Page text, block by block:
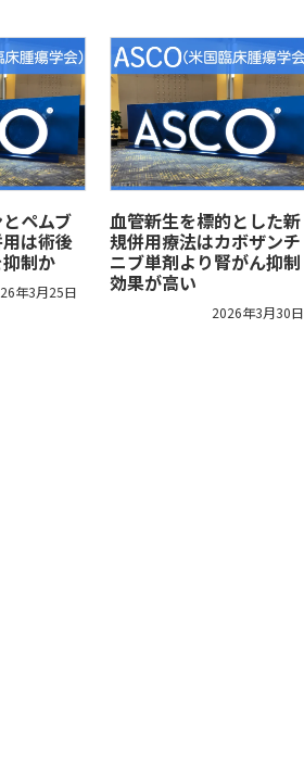
ペムブ
は術後
制か
年3月25日
血管新生を標的とした新
規併用療法はカボザンチ
ニブ単剤より腎がん抑制
効果が高い
2026年3月30日